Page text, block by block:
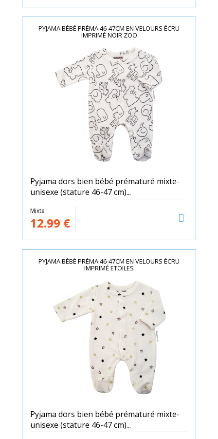
PYJAMA BÉBÉ PRÉMA 46-47CM EN VELOURS ÉCRU
IMPRIMÉ NOIR ZOO
Pyjama dors bien bébé prématuré mixte-
unisexe (stature 46-47 cm)...
Mixte
12.99 €
PYJAMA BÉBÉ PRÉMA 46-47CM EN VELOURS ÉCRU
IMPRIMÉ ETOILES
Pyjama dors bien bébé prématuré mixte-
unisexe (stature 46-47 cm)...